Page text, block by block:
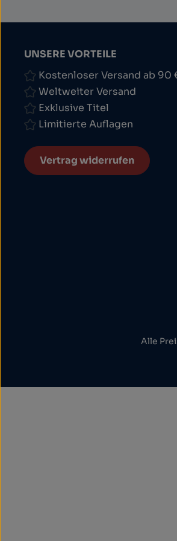
UNSERE VORTEILE
Kostenloser Versand ab 90
Weltweiter Versand
Exklusive Titel
Limitierte Auflagen
Vertrag widerrufen
Alle